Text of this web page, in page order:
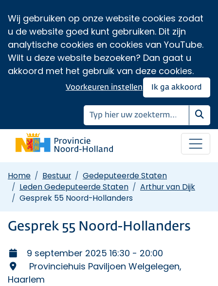
Wij gebruiken op onze website cookies zodat
u de website goed kunt gebruiken. Dit zijn
analytische cookies en cookies van YouTube.
Wilt u deze website bezoeken? Dan gaat u
akkoord met het gebruik van deze cookies.
Ik ga akkoord
Voorkeuren instellen
Home Bestuur
Gedeputeerde Staten
Leden Gedeputeerde Staten
Arthur van Dijk
Gesprek 55 Noord-Hollanders
Gesprek 55 Noord-Hollanders
9 september 2025 16:30 - 20:00
Provinciehuis Paviljoen Welgelegen,
Haarlem